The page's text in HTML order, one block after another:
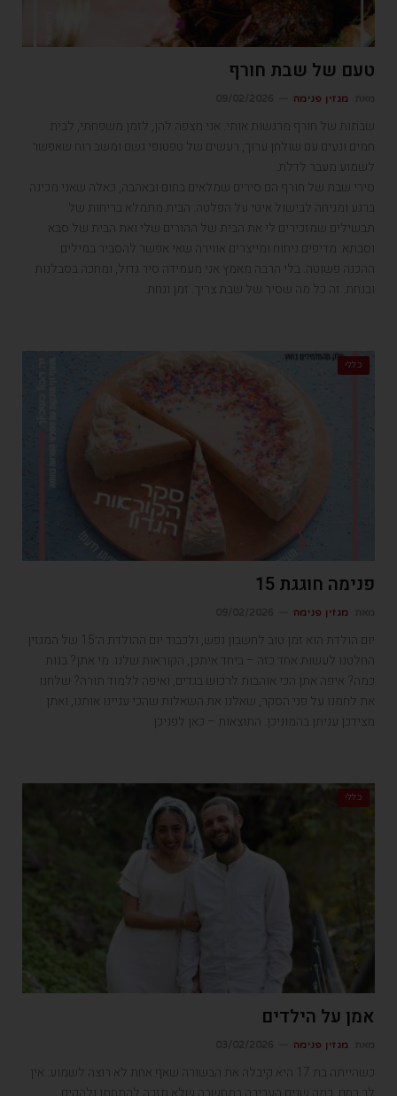
טעם של שבת חורף
מגזין פנימה
שבתות של חורף מרגשות אותי. אני מצפה להן, לזמן משפחתי, לבית
חמים ונעים עם שולחן ערוך, רעשים של טפטופי גשם ומשב רוח שאפשר
לשמוע מעבר לדלת.
סירי שבת של חורף הם סירים שמלאים בחום ובאהבה, כאלה שאני מכינה
ברגע ומניחה לבישול איטי על הפלטה. הבית מתמלא בריחות של
תבשילים שמזכירים לי את הבית של ההורים שלי ואת הבית של סבא
וסבתא. מדיפים ניחוח ומייצרים אווירה שאי אפשר להסביר במילים.
ההכנה פשוטה. בלי הרבה מאמץ אני מעמידה סיר גדול, ומחכה בסבלנות
ובנחת. זה כל מה שסיר של שבת צריך. זמן ונחת.
כללי
פנימה חוגגת 15
מגזין פנימה
יום הולדת הוא זמן טוב לחשבון נפש, ולכבוד יום ההולדת ה־15 של המגזין
החלטנו לעשות אחד כזה – ביחד איתכן, הקוראות שלנו. מי אתן? בנות
כמה? איפה אתן הכי אוהבות לרכוש בגדים, ואיפה ללמוד תורה? שלחנו
את לחמנו על פני הסקר, שאלנו את השאלות שהכי עניינו אותנו, ואתן
מצידכן עניתן בהמוניכן. התוצאות – כאן לפניכן
כללי
אמן על הילדים
מגזין פנימה
כשהייתה בת 17 היא קיבלה את הבשורה שאף אחת לא רוצה לשמוע: אין